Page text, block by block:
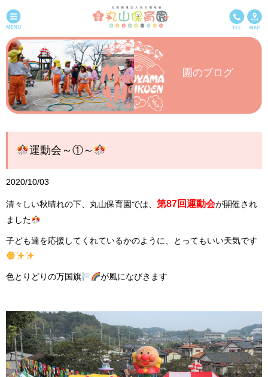
園のブログ
運動会～①～
2020/10/03
清々しい秋晴れの下、丸山保育園では、 第87回運動会が開催され
ました
子ども達を応援してくれているかのように、とってもいい天気です
色とりどりの万国旗 が風になびきます